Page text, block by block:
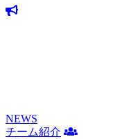
NEWS
チーム紹介